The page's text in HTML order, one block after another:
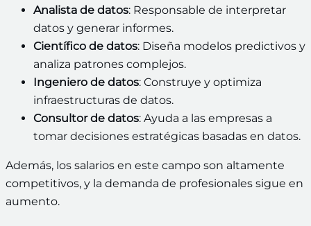
Analista de datos: Responsable de interpretar
datos y generar informes.
Científico de datos: Diseña modelos predictivos y
analiza patrones complejos.
Ingeniero de datos: Construye y optimiza
infraestructuras de datos.
Consultor de datos: Ayuda a las empresas a
tomar decisiones estratégicas basadas en datos.
Además, los salarios en este campo son altamente
competitivos, y la demanda de profesionales sigue en
aumento.